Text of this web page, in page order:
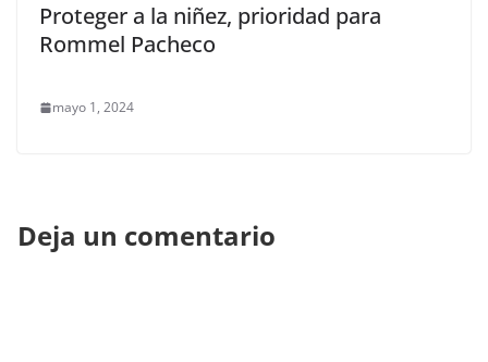
Proteger a la niñez, prioridad para
Rommel Pacheco
mayo 1, 2024
Deja un comentario